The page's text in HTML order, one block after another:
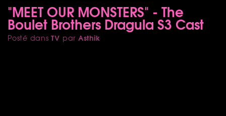
"MEET OUR MONSTERS" - The
Boulet Brothers Dragula S3 Cast
Posté dansTV par Asthik